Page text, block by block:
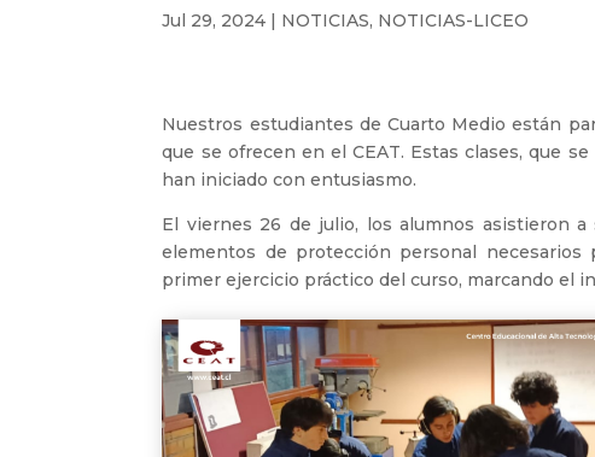
Jul 29, 2024 | NOTICIAS, NOTICIAS-LICEO
Nuestros estudiantes de Cuarto Medio están
que se ofrecen en el CEAT. Estas clases, que
han iniciado con entusiasmo.
El viernes 26 de julio, los alumnos asistieron
elementos de protección personal necesarios
primer ejercicio práctico del curso, marcando el